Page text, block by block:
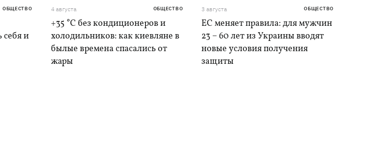
ОБЩЕСТВО
себя и
4 августа ОБЩЕСТВО
+35 °C без кондиционеров и
холодильников: как киевляне в
былые времена спасались от
жары
3 августа ОБЩЕСТВО
ЕС меняет правила: для мужчин
23 – 60 лет из Украины вводят
новые условия получения
защиты